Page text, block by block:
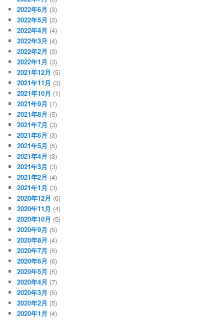
2022年6月 (3)
2022年5月 (3)
2022年4月 (4)
2022年3月 (4)
2022年2月 (3)
2022年1月 (3)
2021年12月 (5)
2021年11月 (3)
2021年10月 (1)
2021年9月 (7)
2021年8月 (5)
2021年7月 (3)
2021年6月 (3)
2021年5月 (5)
2021年4月 (3)
2021年3月 (3)
2021年2月 (4)
2021年1月 (3)
2020年12月 (6)
2020年11月 (4)
2020年10月 (5)
2020年9月 (5)
2020年8月 (4)
2020年7月 (5)
2020年6月 (6)
2020年5月 (5)
2020年4月 (7)
2020年3月 (5)
2020年2月 (5)
2020年1月 (4)